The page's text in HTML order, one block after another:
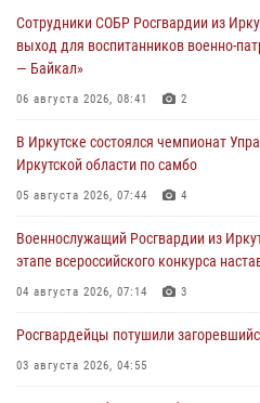
Сотрудники СОБР Росгвардии из
выход для воспитанников военно-
— Байкал»
06 августа 2026, 08:41 2
В Иркутске состоялся чемпионат
Иркутской области по самбо
05 августа 2026, 07:44 4
Военнослужащий Росгвардии из
этапе всероссийского конкурса
04 августа 2026, 07:14 3
Росгвардейцы потушили
03 августа 2026, 04:55